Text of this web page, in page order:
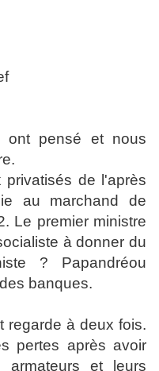
pensé et nous
de l'après
au marchand de
Le premier ministre
à donner du
? Papandréou
banques.
regarde à deux fois.
pertes après avoir
et leurs